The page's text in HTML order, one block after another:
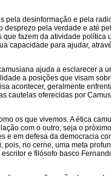
desinformação e pela
pela verdade e até
fazem da atividade política
capacidade para ajudar,
ajuda a esclarecer a
a posições que visam
acontecer, geralmente
cautelas oferecidas por
os que vivemos. A ética
com o outro, seja o
em defesa da democracia
no cerne, uma meta
e filósofo basco